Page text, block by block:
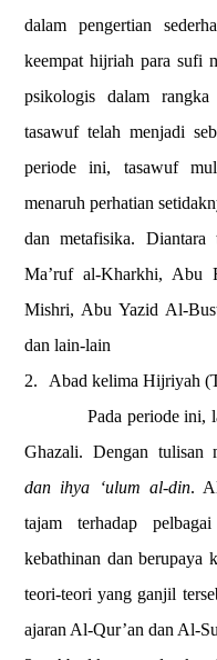
dalam pengertian
keempat hijriah para sufi
psikologis dalam
tasawuf telah menjadi
periode ini, tasawuf
menaruh perhatian
dan metafisika.
Diantara
Ma’ruf al-Kharkhi,
Mishri, Abu Yazid Al-
dan lain-lain
2.
Abad kelima Hijriyah
Pada periode ini,
Ghazali. Dengan tulisan
dan ihya ‘ulum al-din.
tajam terhadap
kebathinan dan berupaya
teori-teori yang ganjil
ajaran Al-Qur’an dan Al-